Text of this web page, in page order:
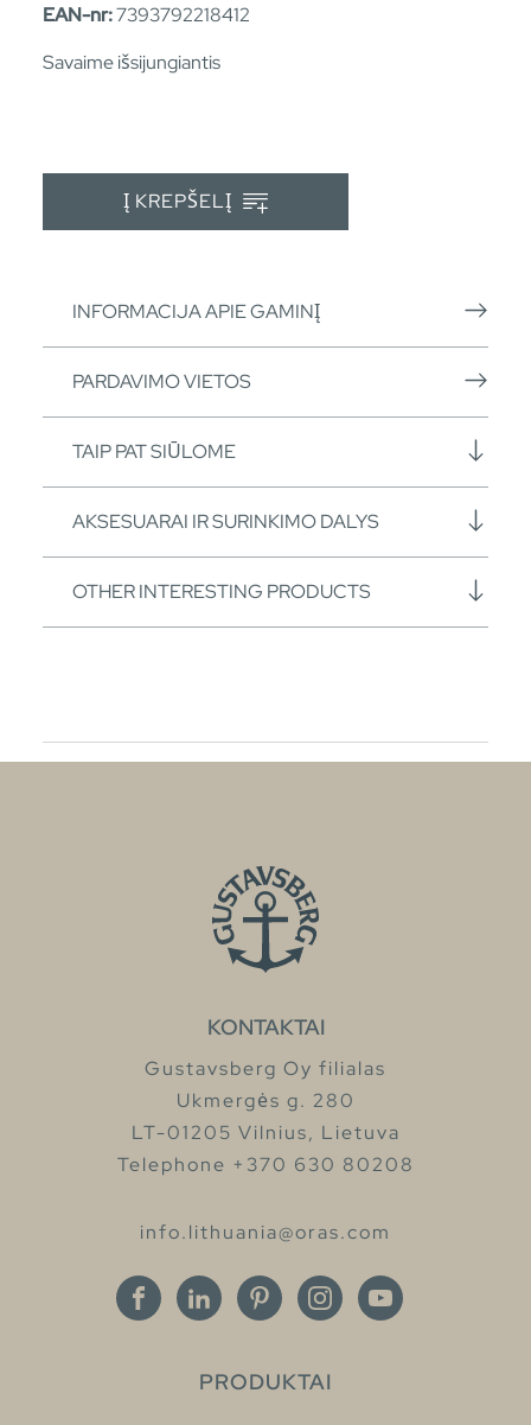
EAN-nr:7393792218412
Savaime išsijungiantis
Į KREPŠELĮ
INFORMACIJA APIE GAMINĮ
PARDAVIMO VIETOS
TAIP PAT SIŪLOME
AKSESUARAI IR SURINKIMO DALYS
OTHER INTERESTING PRODUCTS
KONTAKTAI
Gustavsberg Oy filialas
Ukmergės g. 280
LT-01205 Vilnius, Lietuva
Telephone +370 630 80208
info.lithuania@oras.com
PRODUKTAI